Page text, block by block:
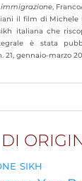
,
il film di Michele
italiana che
è stata
21, gennaio-marzo
sikh